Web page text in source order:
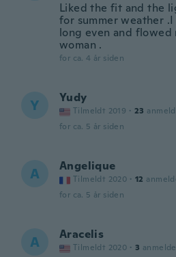
Liked the fit and the
for summer weather
long even and flowed
woman .
for ca. 4 år siden
Y Yudy
Tilmeldt 2019 · 23
for ca. 5 år siden
A Angelique
Tilmeldt 2020 · 12
for ca. 5 år siden
A Aracelis
Tilmeldt 2020 · 3